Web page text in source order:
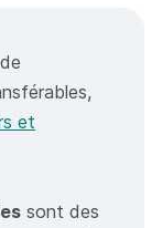
et
sont des